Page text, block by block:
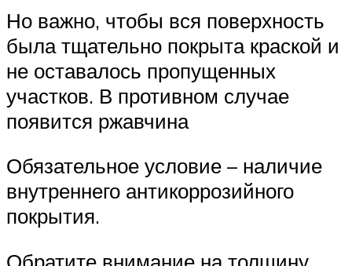
Но важно, чтобы вся поверхность
была тщательно покрыта краской и
не оставалось пропущенных
участков. В противном случае
появится ржавчина
Обязательное условие – наличие
внутреннего антикоррозийного
покрытия.